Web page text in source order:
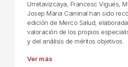
Urretavizcaya, Francesc Vigués,
Josep Maria Caminal han sido
edición de Merco Salud,
valoración de los propios
y del análisis de méritos objetivos.
Ver más